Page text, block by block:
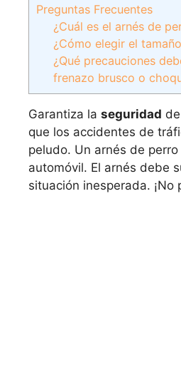
Preguntas Frecuentes
¿Cuál es el arnés de
¿Cómo elegir el
¿Qué precauciones
frenazo brusco o
Garantiza la seguridad
que los accidentes de
peludo. Un arnés de
automóvil. El arnés debe
situación inesperada.